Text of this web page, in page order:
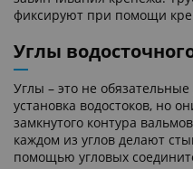
фиксируют при помощи
Углы
Углы – это не
установка водостоков, но
замкнутого контура
каждом из углов делают
помощью угловых